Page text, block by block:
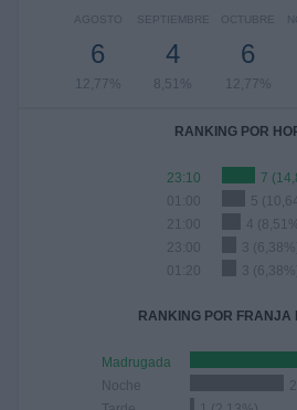
AGOSTO
6
12,77%
SEPTIEMBRE
4
8,51%
OCTUBRE
6
12,77%
RANKING POR
23:10
7
5
21:00
4
23:00
3
01:20
3
RANKING POR FRANJA
Madrugada
Noche